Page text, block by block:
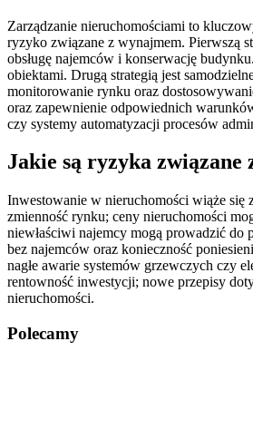
Zarządzanie nieruchomościami to
ryzyko związane z wynajmem. Pierwszą
obsługę najemców i konserwację
obiektami. Drugą strategią jest
monitorowanie rynku oraz
oraz zapewnienie odpowiednich
czy systemy automatyzacji procesów
Jakie są ryzyka związane
Inwestowanie w nieruchomości wiąże się
zmienność rynku; ceny nieruchomości
niewłaściwi najemcy mogą prowadzić
bez najemców oraz konieczność
nagłe awarie systemów grzewczych czy
rentowność inwestycji; nowe przepisy
nieruchomości.
Polecamy